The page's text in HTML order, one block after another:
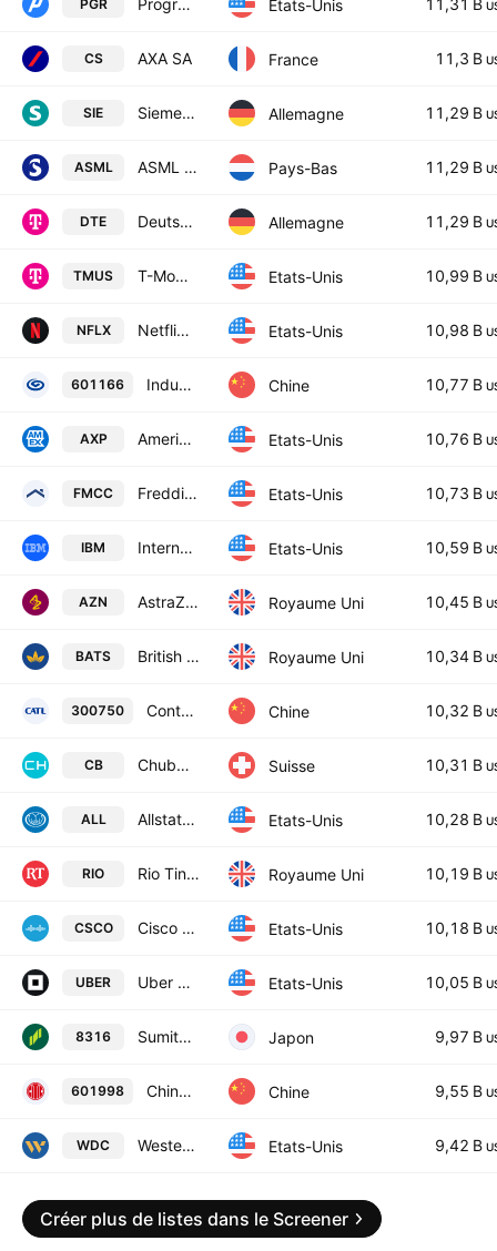
PGR Progressive Corporation Etats-Unis 11,31 B
CS AXA SA France 11,3 B
SIE Siemens AG Allemagne 11,29 B
ASML ASML Holding NV Pays-Bas 11,29 B
DTE Deutsche Telekom AG Allemagne 11,29 B
TMUS T-Mobile US, Inc. Etats-Unis 10,99 B
NFLX Netflix, Inc. Etats-Unis 10,98 B
601166 Industrial Bank Co., Ltd. Class A Chine 10,77 B
AXP American Express Company Etats-Unis 10,76 B
FMCC Freddie Mac Etats-Unis 10,73 B
IBM International Business Machines Corporation Etats-Unis 10,59 B
AZN AstraZeneca PLC Royaume Uni 10,45 B
BATS British American Tobacco p.l.c. Royaume Uni 10,34 B
300750 Contemporary Amperex Technology Co., Limited Class A Chine 10,32 B
CB Chubb Limited Suisse 10,31 B
ALL Allstate Corporation Etats-Unis 10,28 B
RIO Rio Tinto plc Royaume Uni 10,19 B
CSCO Cisco Systems, Inc. Etats-Unis 10,18 B
UBER Uber Technologies, Inc. Etats-Unis 10,05 B
8316 Sumitomo Mitsui Financial Group, Inc. Japon 9,97 B
601998 China CITIC Bank Corporation Ltd Class A Chine 9,55 B
WDC Western Digital Corporation Etats-Unis 9,42 B
Créer plus de listes dans le Screener